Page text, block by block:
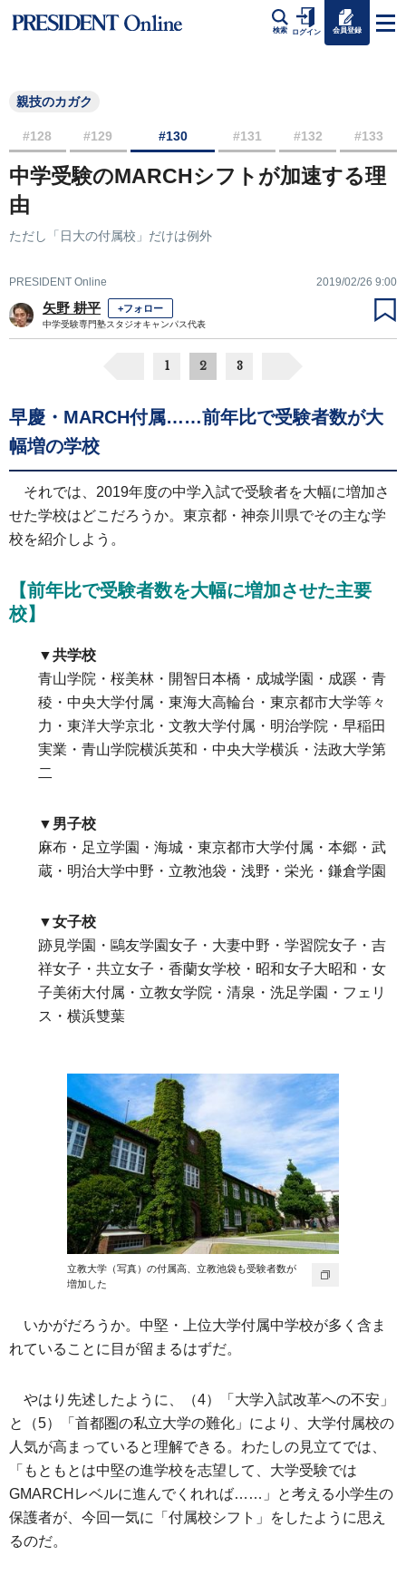
検索 ログイン 会員登録
親技のカガク
#128 #129 #130 #131 #132 #133
中学受験のMARCHシフトが加速する理
由
ただし「日大の付属校」だけは例外
PRESIDENT Online 2019/02/26 9:00
矢野 耕平 +フォロー
中学受験専門塾スタジオキャンパス代表
1 2 3
早慶・MARCH付属……前年比で受験者数が大
幅増の学校
それでは、2019年度の中学入試で受験者を大幅に増加さ
せた学校はどこだろうか。東京都・神奈川県でその主な学
校を紹介しよう。
【前年比で受験者数を大幅に増加させた主要
校】
▼共学校
青山学院・桜美林・開智日本橋・成城学園・成蹊・青
稜・中央大学付属・東海大高輪台・東京都市大学等々
力・東洋大学京北・文教大学付属・明治学院・早稲田
実業・青山学院横浜英和・中央大学横浜・法政大学第
二
▼男子校
麻布・足立学園・海城・東京都市大学付属・本郷・武
蔵・明治大学中野・立教池袋・浅野・栄光・鎌倉学園
▼女子校
跡見学園・鷗友学園女子・大妻中野・学習院女子・吉
祥女子・共立女子・香蘭女学校・昭和女子大昭和・女
子美術大付属・立教女学院・清泉・洗足学園・フェリ
ス・横浜雙葉
立教大学（写真）の付属高、立教池袋も受験者数が
増加した
いかがだろうか。中堅・上位大学付属中学校が多く含ま
れていることに目が留まるはずだ。
やはり先述したように、（4）「大学入試改革への不安」
と（5）「首都圏の私立大学の難化」により、大学付属校の
人気が高まっていると理解できる。わたしの見立てでは、
「もともとは中堅の進学校を志望して、大学受験では
GMARCHレベルに進んでくれれば……」と考える小学生の
保護者が、今回一気に「付属校シフト」をしたように思え
るのだ。